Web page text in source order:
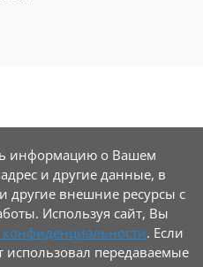
информацию о Вашем
и другие данные, в
другие внешние ресурсы с
Используя сайт, Вы
. Если
использовал передаваемые